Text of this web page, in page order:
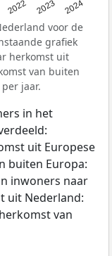
2022 2023 2024
voor de
grafiek
herkomst uit
van buiten
jaar.
in het
uit Europese
buiten Europa:
inwoners naar
uit Nederland:
van